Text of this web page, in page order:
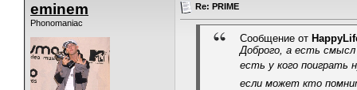
eminem
Phonomaniac
Re: PRIME
Сообщение от
Доброго, а есть смысл
есть у кого поиграть
если может кто